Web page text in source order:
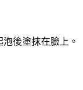
後塗抹在臉上。